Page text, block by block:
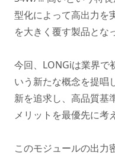
型化によって高出力を
を大きく覆す製品とな
今回、LONGiは業界で
いう新たな概念を提唱
新を追求し、高品質基
メリットを最優先に考
このモジュールの出力